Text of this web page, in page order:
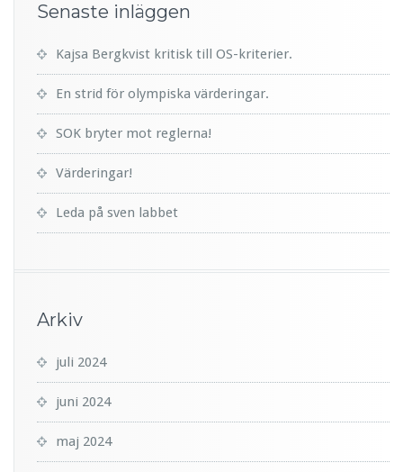
Senaste inläggen
Kajsa Bergkvist kritisk till OS-kriterier.
En strid för olympiska värderingar.
SOK bryter mot reglerna!
Värderingar!
Leda på sven labbet
Arkiv
juli 2024
juni 2024
maj 2024